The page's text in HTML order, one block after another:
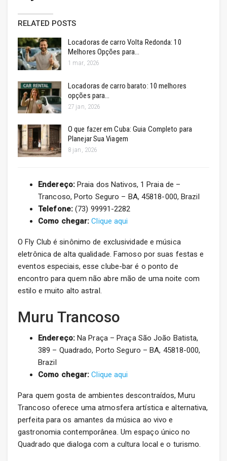
RELATED POSTS
Locadoras de carro Volta Redonda: 10
Melhores Opções para…
1 mar, 2026
Locadoras de carro barato: 10 melhores
opções para…
27 jan, 2026
O que fazer em Cuba: Guia Completo para
Planejar Sua Viagem
8 jan, 2026
Endereço:Praia dos Nativos, 1 Praia de –
Trancoso, Porto Seguro – BA, 45818-000, Brazil
Telefone:(73) 99991-2282
Como chegar: Clique aqui
O Fly Club é sinônimo de exclusividade e música
eletrônica de alta qualidade. Famoso por suas festas e
eventos especiais, esse clube-bar é o ponto de
encontro para quem não abre mão de uma noite com
estilo e muito alto astral.
Muru Trancoso
Endereço:Na Praça – Praça São João Batista,
389 – Quadrado, Porto Seguro – BA, 45818-000,
Brazil
Como chegar: Clique aqui
Para quem gosta de ambientes descontraídos, Muru
Trancoso oferece uma atmosfera artística e alternativa,
perfeita para os amantes da música ao vivo e
gastronomia contemporânea. Um espaço único no
Quadrado que dialoga com a cultura local e o turismo.